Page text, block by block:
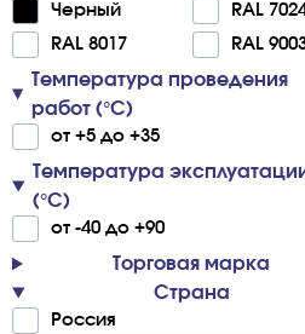
Че­р­ный
RAL
RAL 8017
RAL
Температура проведения
работ (°С)
от +5 до +35
Температура
(°С)
от -40 до +90
Торговая марка
Страна
Ро­с­сия